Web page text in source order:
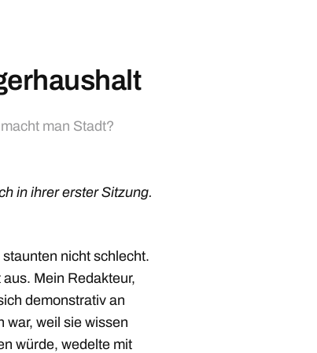
man Stadt?
in ihrer erster Sitzung.
nicht schlecht.
Mein Redakteur,
demonstrativ an
war, weil sie wissen
würde, wedelte mit